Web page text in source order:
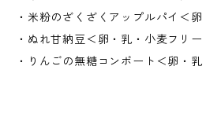
・米粉のざくざくアップルパイ＜
・ぬれ甘納豆＜卵・乳・小麦フリー
・りんごの無糖コンポート＜卵・